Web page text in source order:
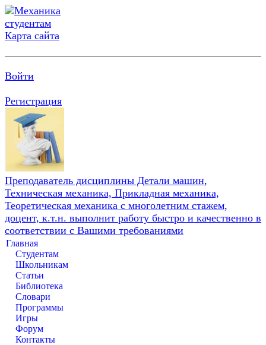
Карта сайта
Войти
Регистрация
Преподаватель дисциплины Детали машин,
Техническая механика, Прикладная механика,
Теоретическая механика с многолетним стажем,
доцент, к.т.н. выполнит работу быстро и качественно в
соответствии с Вашими требованиями
Главная
Студентам
Школьникам
Статьи
Библиотека
Словари
Программы
Игры
Форум
Контакты